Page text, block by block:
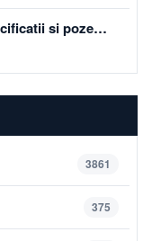
si poze…
3861
375